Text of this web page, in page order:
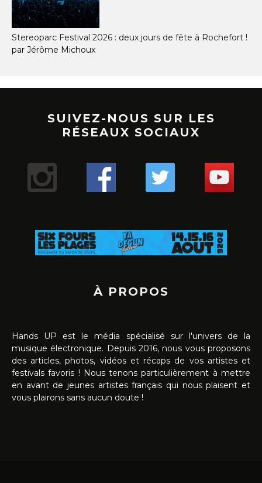
Stereoparc Festival 2026 : deux jours de fête à Rochefort !
par Jérôme Michoux
SUIVEZ-NOUS SUR LES
RÉSEAUX SOCIAUX
À PROPOS
Hands UP est le média spécialisé sur l'univers de la
musique électronique. Depuis 2016, nous vous proposons
des articles, photos, vidéos et récaps de vos artistes et
festivals favoris ! Nous tenons particulièrement à mettre
en avant de jeunes artistes français qui nous plaisent et
vous plairons sans aucun doute !